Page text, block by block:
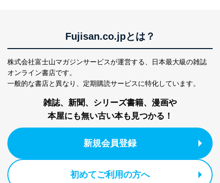
Fujisan.co.jpとは？
株式会社富士山マガジンサービスが運営する、
日本最大級の雑誌
オンライン書店です。
一般的な書店と異なり、 定期購読サービスに特化しています。
雑誌、新聞、シリーズ書籍、漫画や
本屋にも無い古い本も見つかる！
新規会員登録
初めてご利用の方へ